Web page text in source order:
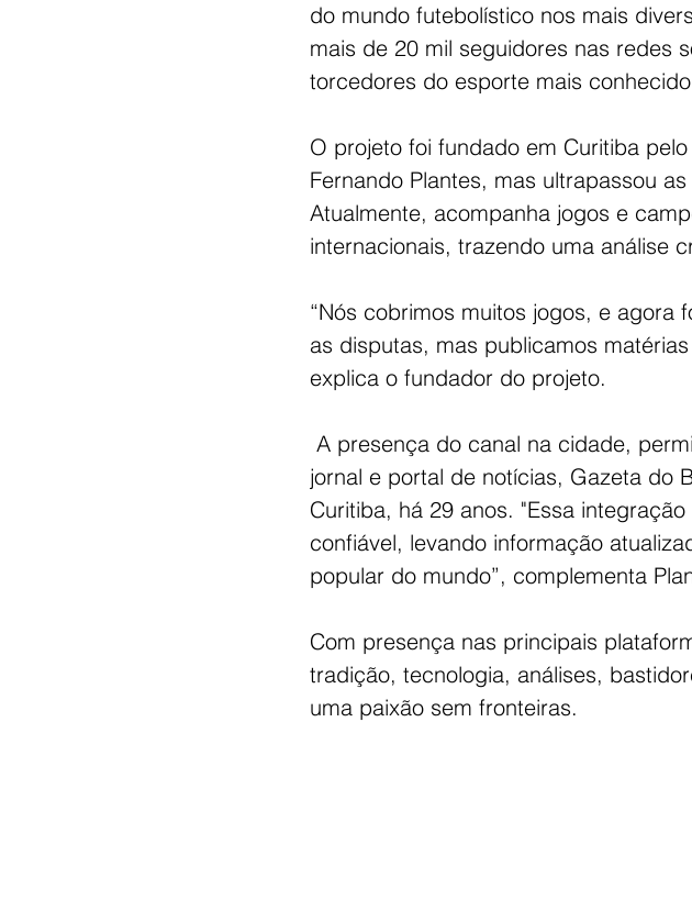
do mundo futebolístico nos mais
mais de 20 mil seguidores nas redes
torcedores do esporte mais
O projeto foi fundado em Curitiba
Fernando Plantes, mas ultrapassou
Atualmente, acompanha jogos e
internacionais, trazendo uma análise
“Nós cobrimos muitos jogos, e agora
as disputas, mas publicamos
explica o fundador do projeto.
A presença do canal na cidade,
jornal e portal de notícias, Gazeta do
Curitiba, há 29 anos. "Essa
confiável, levando informação
popular do mundo”, complementa
Com presença nas principais
tradição, tecnologia, análises,
uma paixão sem fronteiras.